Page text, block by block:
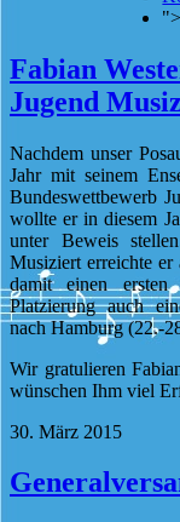
Fabian
Jugend
Nachdem unser
Jahr mit seinem
Bundeswettbewerb
wollte er in diesem
unter Beweis
Musiziert erreichte
damit einen
Platzierung auch
nach Hamburg (22.-
Wir gratulieren
wünschen Ihm viel
30. März 2015